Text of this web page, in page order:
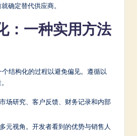
确定替代供应商。
：一种实用方法
结构化的过程以避免偏见。遵循以
场研究、客户反馈、财务记录和内部
元视角。开发者看到的优势与销售人